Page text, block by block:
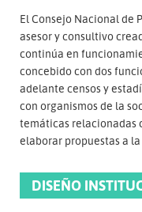
El Consejo Nacional de
asesor y consultivo
continúa en
concebido con dos
adelante censos y
con organismos de la
temáticas relacionadas
elaborar propuestas a
DISEÑO